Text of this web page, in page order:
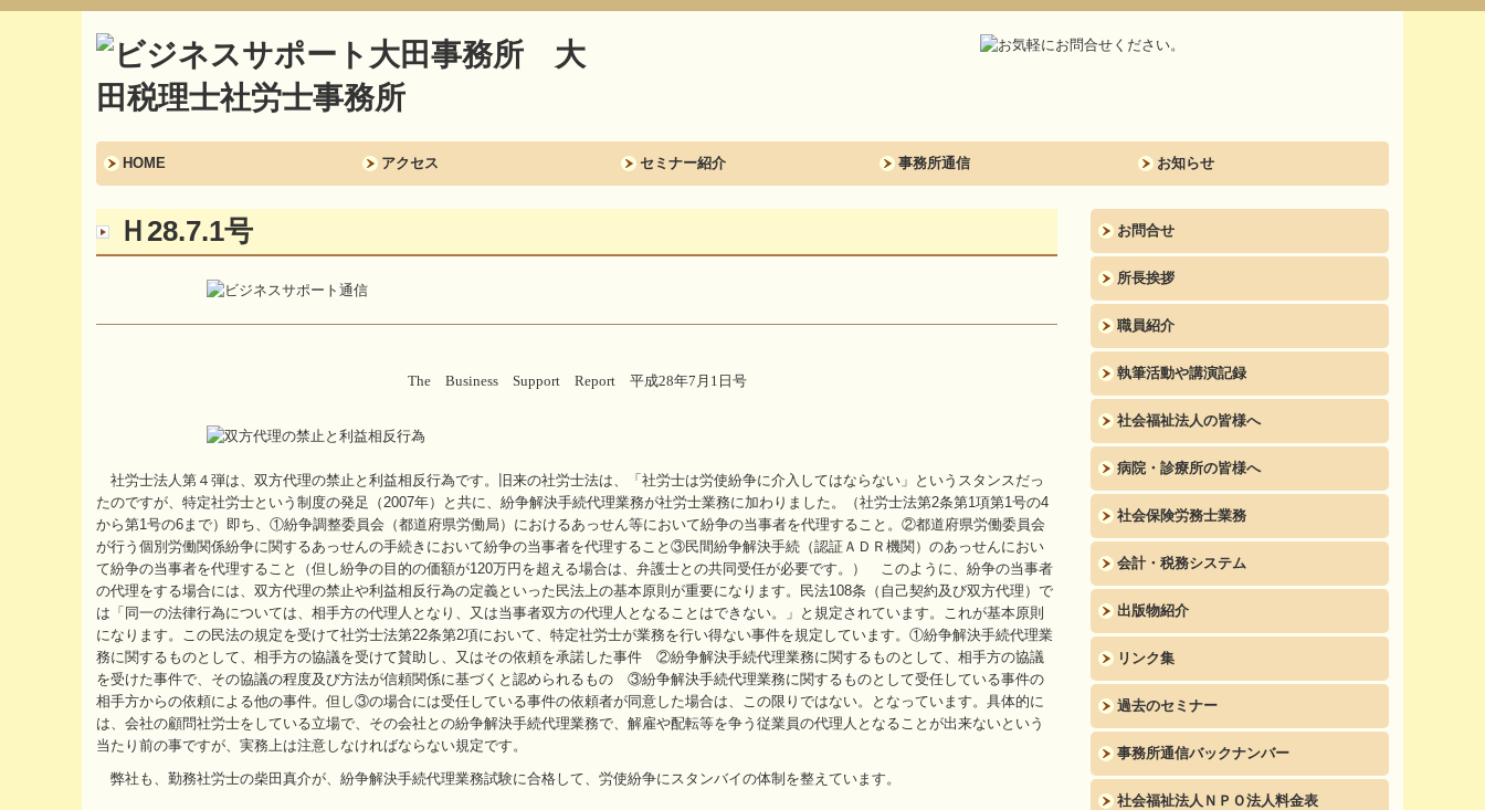
HOME アクセス セミナー紹介 事務所通信 お知らせ
Ｈ28.7.1号
The Business Support Report 平成28年7月1日号
社労士法人第４弾は、双方代理の禁止と利益相反行為です。旧来の社労士法は、「社労士は労使紛争に介入してはならない」というスタンスだっ
たのですが、特定社労士という制度の発足（2007年）と共に、紛争解決手続代理業務が社労士業務に加わりました。（社労士法第2条第1項第1号の4
から第1号の6まで）即ち、①紛争調整委員会（都道府県労働局）におけるあっせん等において紛争の当事者を代理すること。②都道府県労働委員会
が行う個別労働関係紛争に関するあっせんの手続きにおいて紛争の当事者を代理すること③民間紛争解決手続（認証ＡＤＲ機関）のあっせんにおい
て紛争の当事者を代理すること（但し紛争の目的の価額が120万円を超える場合は、弁護士との共同受任が必要です。） このように、紛争の当事者
の代理をする場合には、双方代理の禁止や利益相反行為の定義といった民法上の基本原則が重要になります。民法108条（自己契約及び双方代理）で
は「同一の法律行為については、相手方の代理人となり、又は当事者双方の代理人となることはできない。」と規定されています。これが基本原則
になります。この民法の規定を受けて社労士法第22条第2項において、特定社労士が業務を行い得ない事件を規定しています。①紛争解決手続代理業
務に関するものとして、相手方の協議を受けて賛助し、又はその依頼を承諾した事件 ②紛争解決手続代理業務に関するものとして、相手方の協議
を受けた事件で、その協議の程度及び方法が信頼関係に基づくと認められるもの ③紛争解決手続代理業務に関するものとして受任している事件の
相手方からの依頼による他の事件。但し③の場合には受任している事件の依頼者が同意した場合は、この限りではない。となっています。具体的に
は、会社の顧問社労士をしている立場で、その会社との紛争解決手続代理業務で、解雇や配転等を争う従業員の代理人となることが出来ないという
当たり前の事ですが、実務上は注意しなければならない規定です。
弊社も、勤務社労士の柴田真介が、紛争解決手続代理業務試験に合格して、労使紛争にスタンバイの体制を整えています。
お問合せ
所長挨拶
職員紹介
執筆活動や講演記録
社会福祉法人の皆様へ
病院・診療所の皆様へ
社会保険労務士業務
会計・税務システム
出版物紹介
リンク集
過去のセミナー
事務所通信バックナンバー
社会福祉法人ＮＰＯ法人料金表